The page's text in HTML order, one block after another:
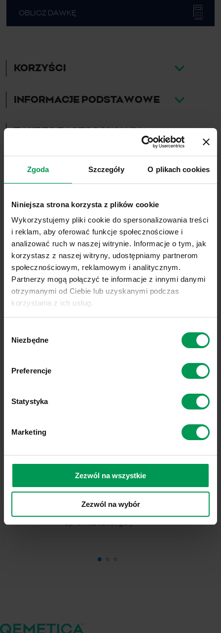
Zgoda Szczegóły O plikach cookies
Niniejsza strona korzysta z plików cookie
Wykorzystujemy pliki cookie do spersonalizowania treści
i reklam, aby oferować funkcje społecznościowe i
analizować ruch w naszej witrynie. Informacje o tym, jak
korzystasz z naszej witryny, udostępniamy partnerom
społecznościowym, reklamowym i analitycznym.
Partnerzy mogą połączyć te informacje z innymi danymi
otrzymanymi od Ciebie lub uzyskanymi podczas
korzystania z ich usług.
Link do informacji o plikach cookies:
zgody
Niezbędne
Preferencje
Statystyka
Marketing
Zezwól na wszystkie
Zezwól na wybór
OBLICZ DAWKĘ
KORZYŚCI
INFORMACJE PODSTAWOWE
ZAKRES ZASTOSOWANIA
ZOBACZ TAKŻE
DOVVO® 375 SC
Sprawdź szczegóły